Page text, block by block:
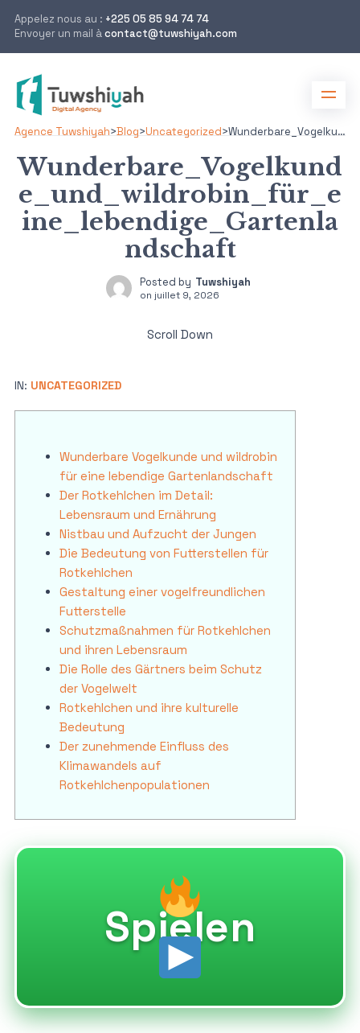
Appelez nous au : +225 05 85 94 74 74
Envoyer un mail àcontact@tuwshiyah.com
Agence Tuwshiyah>Blog>Uncategorized> Wunderbare_Vogelkunde_und_wildrobin_für_eine_lebendige_Gartenlandschaft
Wunderbare_Vogelkund
e_und_wildrobin_für_e
ine_lebendige_Gartenla
ndschaft
Posted by Tuwshiyah
on juillet 9, 2026
Scroll Down
IN: UNCATEGORIZED
Wunderbare Vogelkunde und wildrobin
für eine lebendige Gartenlandschaft
Der Rotkehlchen im Detail:
Lebensraum und Ernährung
Nistbau und Aufzucht der Jungen
Die Bedeutung von Futterstellen für
Rotkehlchen
Gestaltung einer vogelfreundlichen
Futterstelle
Schutzmaßnahmen für Rotkehlchen
und ihren Lebensraum
Die Rolle des Gärtners beim Schutz
der Vogelwelt
Rotkehlchen und ihre kulturelle
Bedeutung
Der zunehmende Einfluss des
Klimawandels auf
Rotkehlchenpopulationen
Spielen